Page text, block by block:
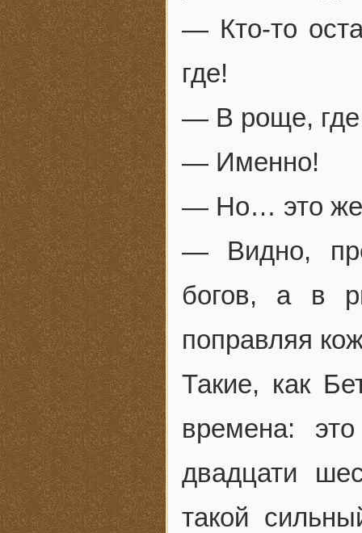
— Кто-то
где!
— В роще, где
— Именно!
— Но… это же
— Видно,
богов, а в
поправляя
Такие, как
времена:
двадцати
такой